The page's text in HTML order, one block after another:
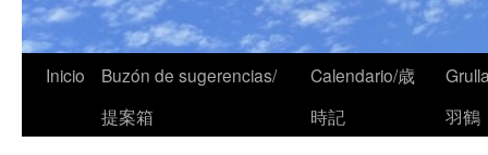
Inicio
Buzón de sugerencias/
提案箱
Calendario/歳
時記
羽鶴